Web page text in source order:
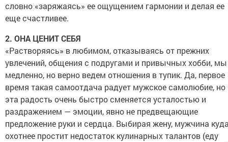
словно «заряжаясь» ее ощущением гармонии и делая ее
еще счастливее.
2. ОНА ЦЕНИТ СЕБЯ
«Растворяясь» в любимом, отказываясь от прежних
увлечений, общения с подругами и привычных хобби, мы
медленно, но верно ведем отношения в тупик. Да, первое
время такая самоотдача радует мужское самолюбие, но
эта радость очень быстро сменяется усталостью и
раздражением — эмоции, явно не предвещающие
предложение руки и сердца. Выбирая жену, мужчина
охотнее простит недостаток кулинарных талантов (еду